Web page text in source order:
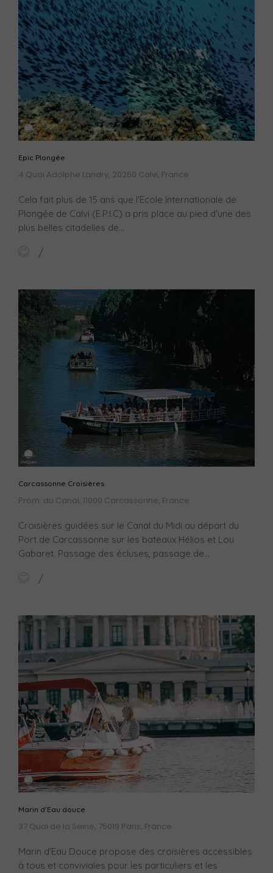
Epic Plongée
4 Quai Adolphe Landry, 20260 Calvi, France
Cela fait plus de 15 ans que l'Ecole Internationale de
Plongée de Calvi (E.P.I.C) a pris place au pied d'une des
plus belles citadelles de...
Carcassonne Croisières
Prom. du Canal, 11000 Carcassonne, France
Croisières guidées sur le Canal du Midi au départ du
Port de Carcassonne sur les bateaux Hélios et Lou
Gabaret. Passage des écluses, passage de...
Marin d’Eau douce
37 Quai de la Seine, 75019 Paris, France
Marin d'Eau Douce propose des croisières accessibles
à tous et conviviales pour les particuliers et les